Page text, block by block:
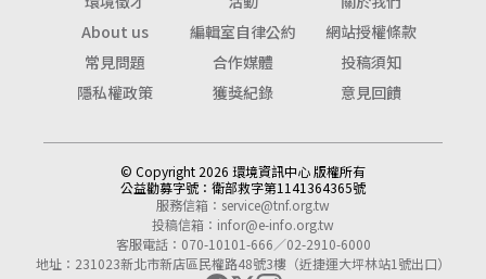
About us
編輯室自律公約
網站授權條款
常見問題
合作媒體
投稿須知
隱私權政策
獲獎紀錄 意見回饋
© Copyright 2026 環境資訊中心 版權所有
公益勸募字號： 衛部救字第1141364365號
服務信箱： service@tnf.org.tw
投稿信箱： infor@e-info.org.tw
客服電話：070-10101-666／02-2910-6000
地址：231023新北市新店區民權路48號3樓（近捷運大坪林站1號出口）